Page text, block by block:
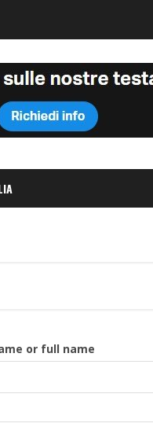
or full name